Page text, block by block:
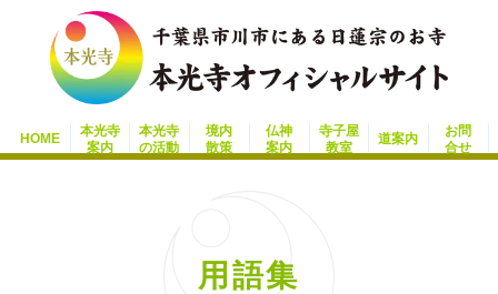
HOME
本光寺
案内
本光寺
の活動
境内
散策
仏神
案内
寺子屋
教室
道案内
お問
合せ
用語集